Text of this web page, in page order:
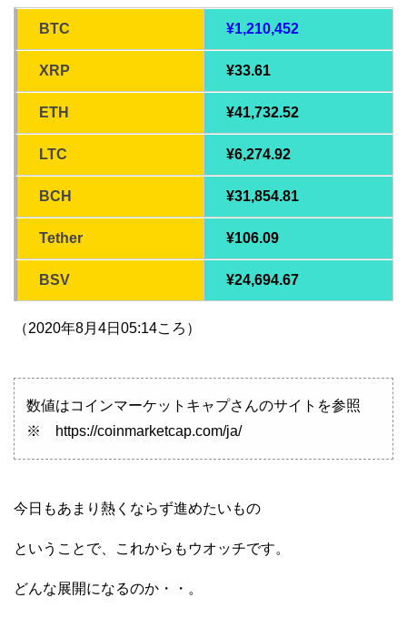
BTC ¥1,210,452
XRP ¥33.61
ETH ¥41,732.52
LTC ¥6,274.92
BCH ¥31,854.81
Tether ¥106.09
BSV ¥24,694.67
（2020年8月4日05:14ころ）
数値はコインマーケットキャプさんのサイトを参照
※ https://coinmarketcap.com/ja/
今日もあまり熱くならず進めたいもの
ということで、これからもウオッチです。
どんな展開になるのか・・。